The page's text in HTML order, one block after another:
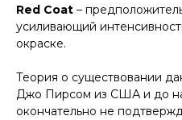
Red Coat –
усиливающий
окраске.
Теория о существовании
Джо Пирсом из США и до
окончательно не